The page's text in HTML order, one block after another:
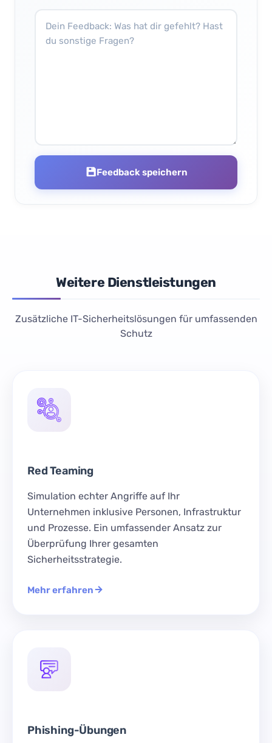
Feedback speichern
Weitere Dienstleistungen
Zusätzliche IT-Sicherheitslösungen für umfassenden
Schutz
Red Teaming
Simulation echter Angriffe auf Ihr
Unternehmen inklusive Personen, Infrastruktur
und Prozesse. Ein umfassender Ansatz zur
Überprüfung Ihrer gesamten
Sicherheitsstrategie.
Mehr erfahren
Phishing-Übungen